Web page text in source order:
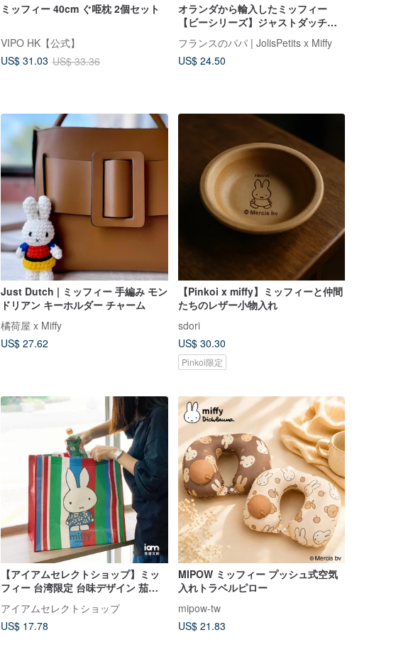
ミッフィー 40cm ぐ𠱸枕 2個セット
VIPO HK【公式】
US$ 31.03 US$ 33.36
オランダから輸入したミッフィー
【ビーシリーズ】ジャストダッチ公
ミッフィーうさぎ
フランスのパパ | JolisPetits x Miffy
US$ 24.50
Just Dutch | ミッフィー 手編み モン
ドリアン キーホルダー チャーム
橘荷屋 x Miffy
US$ 27.62
【Pinkoi x miffy】ミッフィーと仲間
たちのレザー小物入れ
sdori
US$ 30.30
Pinkoi限定
【アイアムセレクトショップ】ミッ
フィー 台湾限定 台味デザイン 茄芷
アイアムセレクトショップ
US$ 17.78
MIPOW ミッフィー プッシュ式空気
入れトラベルピロー
mipow-tw
US$ 21.83